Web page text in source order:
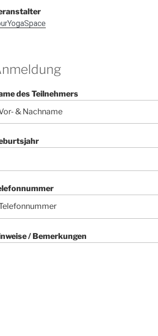
des Teilnehmers
/ Bemerkungen